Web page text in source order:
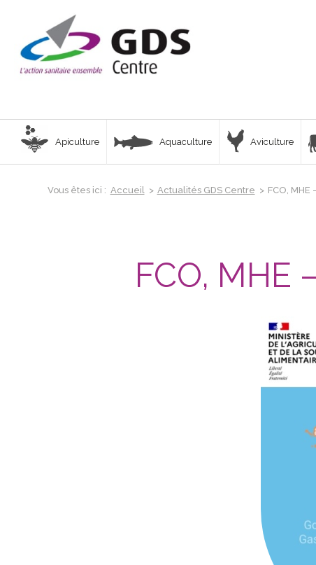
Apiculture Aquaculture Aviculture
Vous êtes ici : Accueil > Actualités GDS Centre > FCO,
FCO, MHE